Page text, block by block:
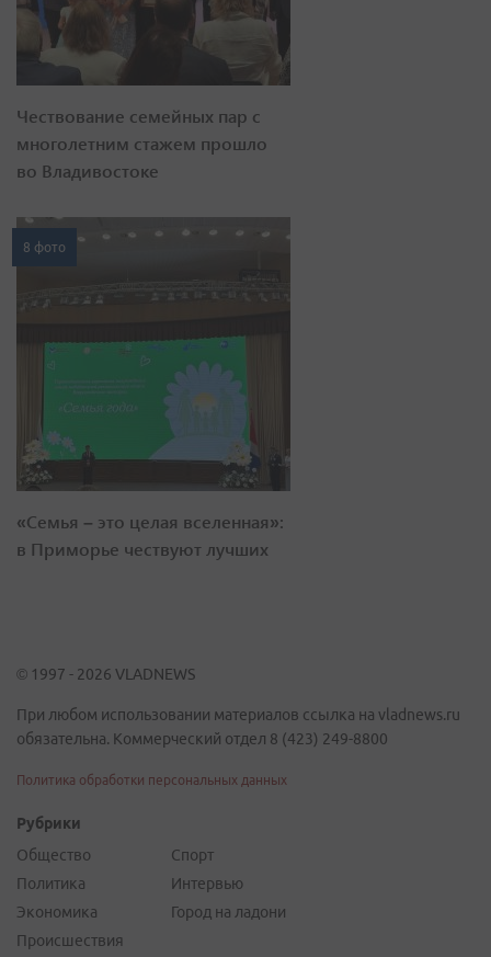
Чествование семейных пар с
многолетним стажем прошло
во Владивостоке
8 фото
«Семья – это целая вселенная»:
в Приморье чествуют лучших
© 1997 - 2026 VLADNEWS
При любом использовании материалов ссылка на vladnews.ru
обязательна. Коммерческий отдел 8 (423) 249-8800
Политика обработки персональных данных
Рубрики
Общество
Политика
Экономика
Происшествия
Спорт
Интервью
Город на ладони